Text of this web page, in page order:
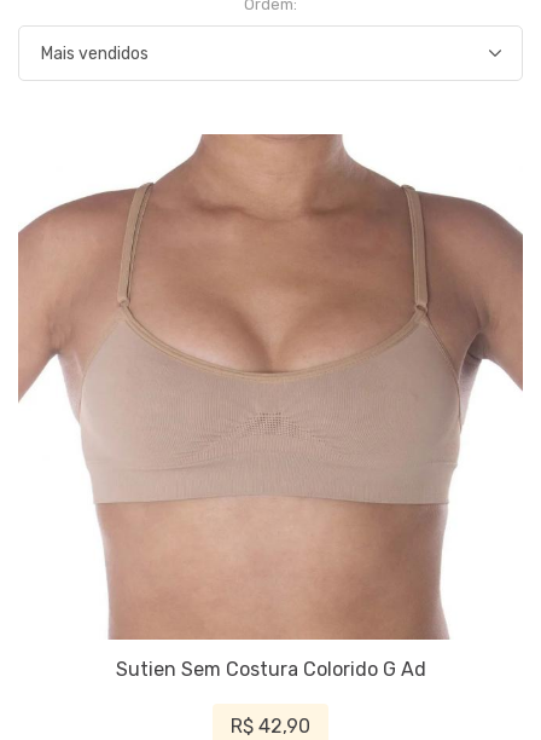
Ordem:
Sutien Sem Costura Colorido G Ad
R$ 42,90